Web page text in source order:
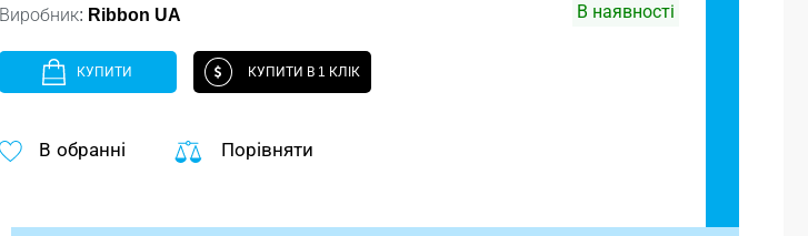
Виробник: Ribbon UA В наявності
КУПИТИ КУПИТИ В 1 КЛІК
В обранні Порівняти